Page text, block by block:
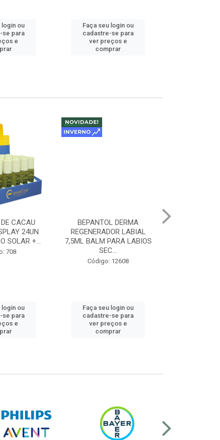
login ou
se para
e
Faça seu login ou
cadastre-se para
ver preços e
comprar
DERMA
LABIAL
LABIOS
login ou
se para
e
REDOXON TRIPLA AÇÃO 10
COMPR. EFERV. VIT C 1G,
VIT D 10MG E ...
Código: 12602
Faça seu login ou
cadastre-se para
ver preços e
comprar